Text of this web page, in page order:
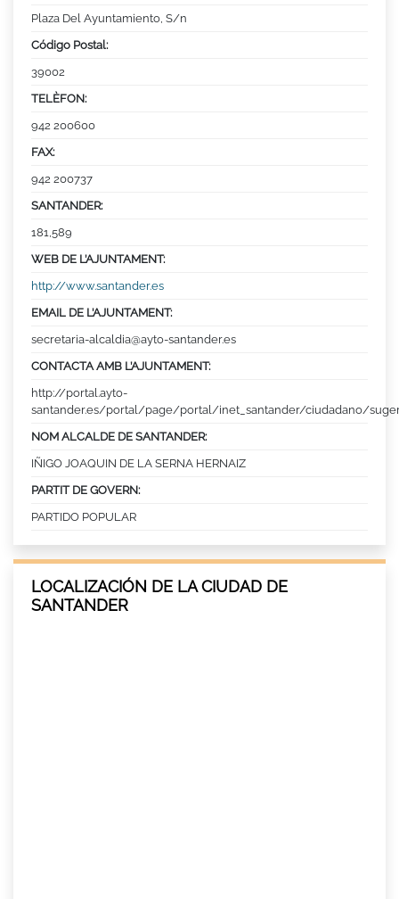
Plaza Del Ayuntamiento, S/n
Código Postal:
39002
TELÈFON:
942 200600
FAX:
942 200737
SANTANDER:
181,589
WEB DE L’AJUNTAMENT:
http://www.santander.es
EMAIL DE L’AJUNTAMENT:
secretaria-alcaldia@ayto-santander.es
CONTACTA AMB L’AJUNTAMENT:
http://portal.ayto-
santander.es/portal/page/portal/inet_santander/ciudadano/
NOM ALCALDE DE SANTANDER:
IÑIGO JOAQUIN DE LA SERNA HERNAIZ
PARTIT DE GOVERN:
PARTIDO POPULAR
LOCALIZACIÓN DE LA CIUDAD DE
SANTANDER